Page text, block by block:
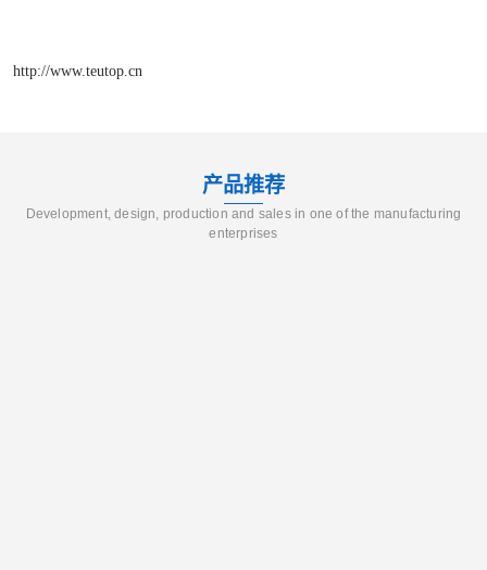
http://www.teutop.cn
产品推荐
Development, design, production and sales in one of the manufacturing
enterprises